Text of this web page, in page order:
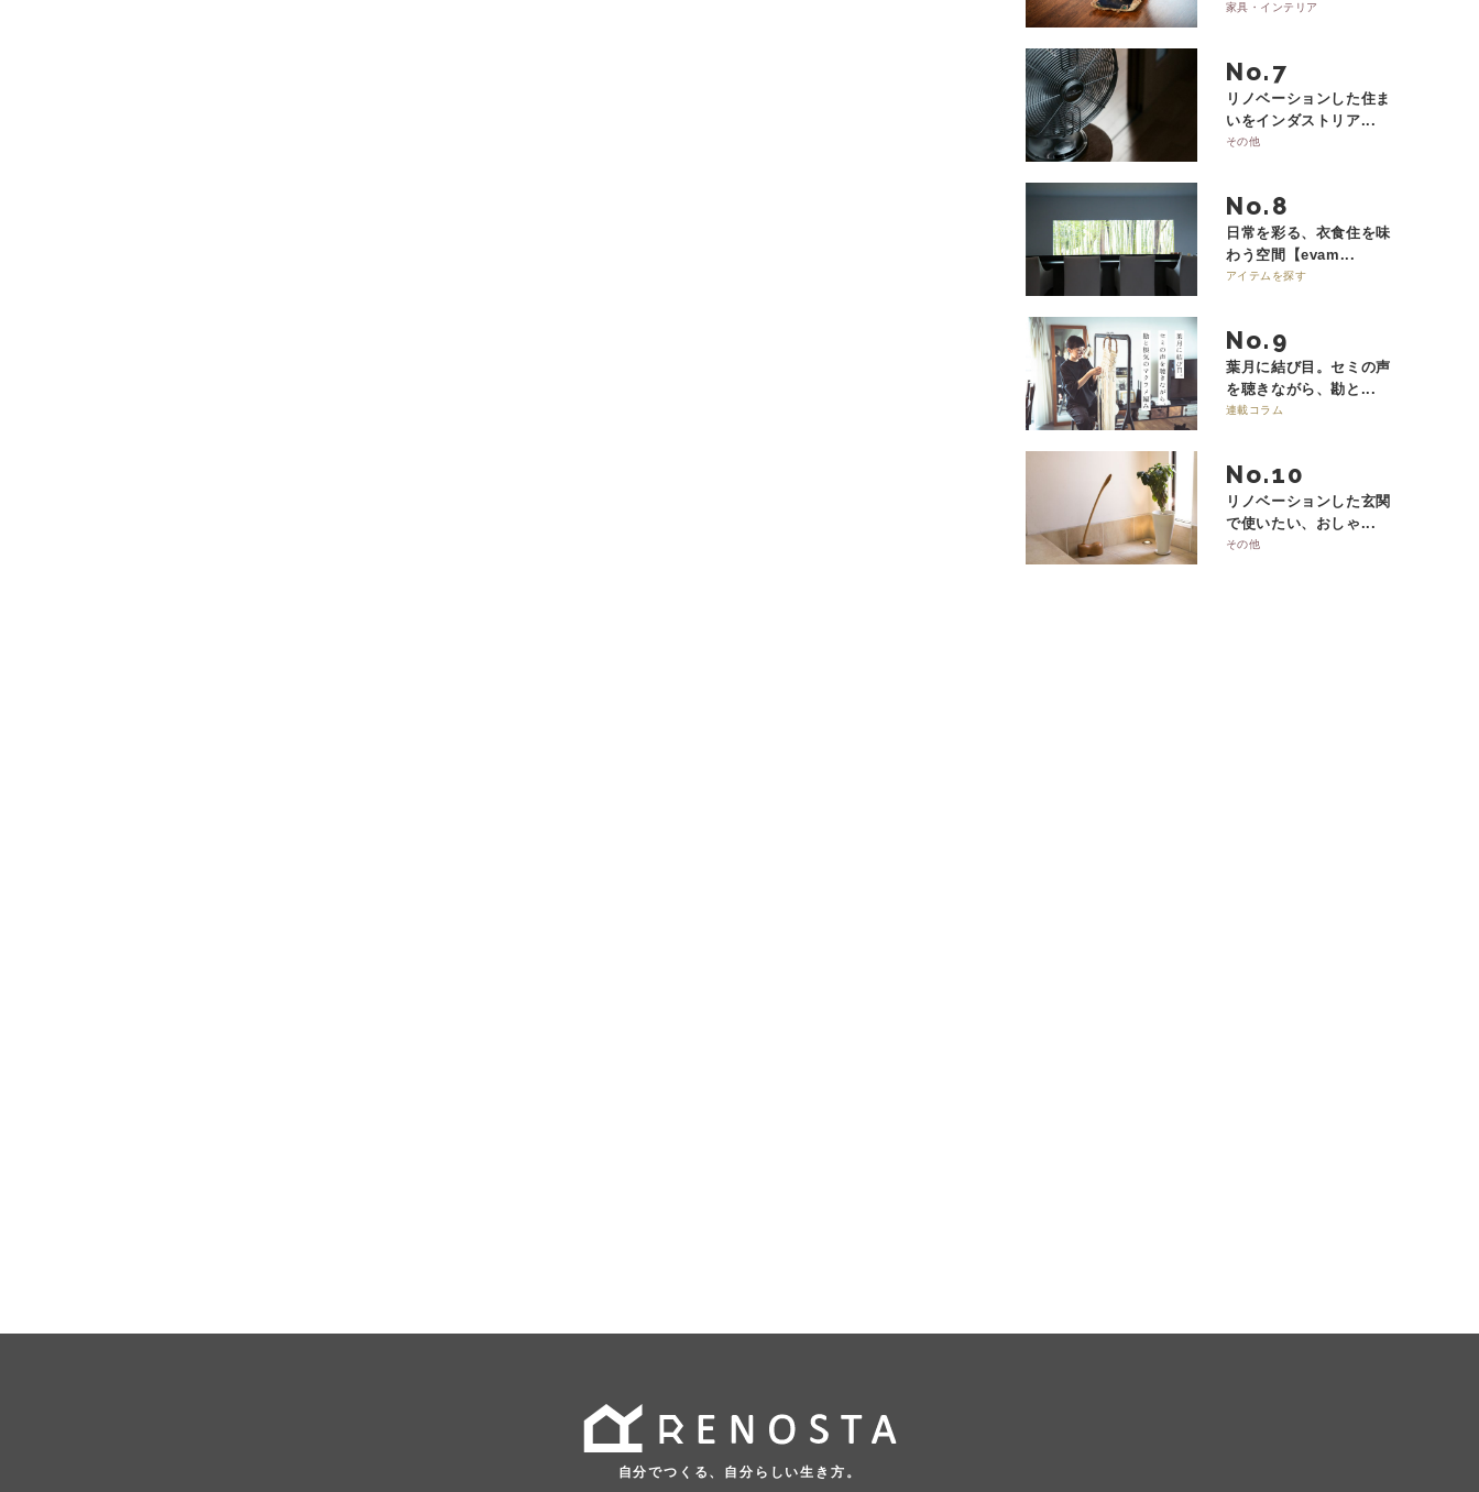
家具・インテリア
No.
リノベーションした住ま
いをインダストリア...
その他
No.
日常を彩る、衣食住を味
わう空間【evam...
アイテムを探す
No.
葉月に結び目。セミの声
を聴きながら、勘と...
連載コラム
No.
リノベーションした玄関
で使いたい、おしゃ...
その他
自分でつくる、自分らしい生き方。